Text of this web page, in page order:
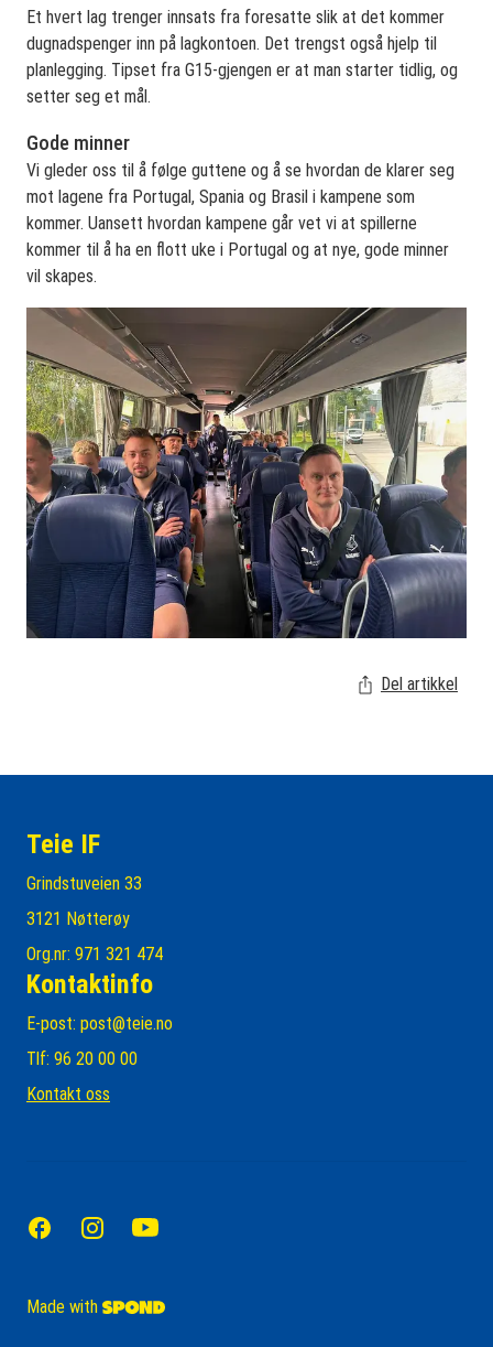
Et hvert lag trenger innsats fra foresatte slik at det kommer
dugnadspenger inn på lagkontoen. Det trengst også hjelp til
planlegging. Tipset fra G15-gjengen er at man starter tidlig, og
setter seg et mål.
Gode minner
Vi gleder oss til å følge guttene og å se hvordan de klarer seg
mot lagene fra Portugal, Spania og Brasil i kampene som
kommer. Uansett hvordan kampene går vet vi at spillerne
kommer til å ha en flott uke i Portugal og at nye, gode minner
vil skapes.
Del artikkel
Teie IF
Grindstuveien 33
3121 Nøtterøy
Org.nr: 971 321 474
Kontaktinfo
E-post: post@teie.no
Tlf: 96 20 00 00
Kontakt oss
Made with